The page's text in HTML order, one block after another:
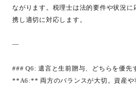
ながります。税理士は法的要件や状況に
携し適切に対応します。
—
### Q6: 遺言と生前贈与、どちらを優先
**A6:** 両方のバランスが大切。資産や